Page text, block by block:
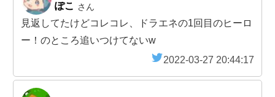
ぽこ さん
見返してたけどコレコレ、ドラエネの1回目のヒーロ
ー！のところ追いつけてないw
2022-03-27 20:44:17